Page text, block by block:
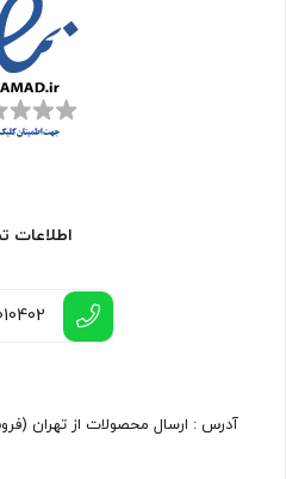
اطلاعات
آدرس : ارسال محصولات از تهران